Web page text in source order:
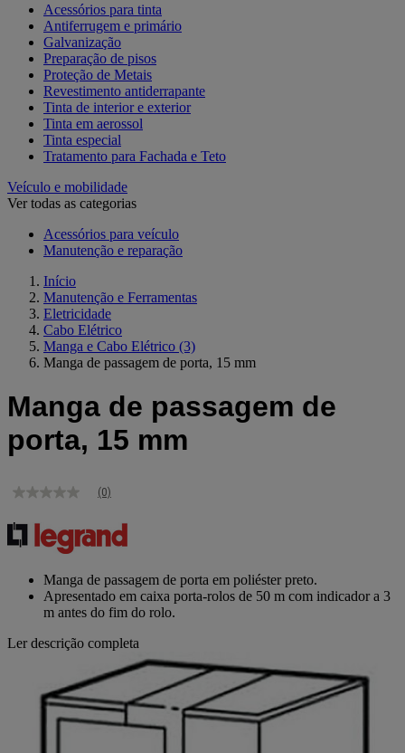
Acessórios para tinta
Antiferrugem e primário
Galvanização
Preparação de pisos
Proteção de Metais
Revestimento antiderrapante
Tinta de interior e exterior
Tinta em aerossol
Tinta especial
Tratamento para Fachada e Teto
Veículo e mobilidade
Ver todas as categorias
Acessórios para veículo
Manutenção e reparação
Início
Manutenção e Ferramentas
Eletricidade
Cabo Elétrico
Manga e Cabo Elétrico (3)
Manga de passagem de porta, 15 mm
Manga de passagem de
porta, 15 mm
Sem
de
classificação
mesma
página.
(0)
Manga de passagem de porta em poliéster preto.
Apresentado em caixa porta-rolos de 50 m com indicador a 3
m antes do fim do rolo.
Ler descrição completa